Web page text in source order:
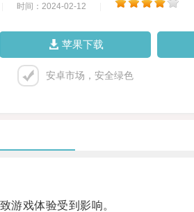
时间：2024-02-12
苹果下载
安卓市场，安全绿色
戏体验受到影响。